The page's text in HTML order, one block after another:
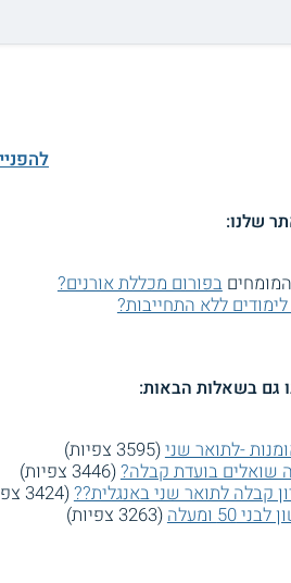
שלנו:
בפורום מכללת אורנים?
לימודים ללא התחייבות?
גם בשאלות הבאות:
-לתואר שני(3595 צפיות)
שואלים בועדת קבלה?(3446 צפיות)
קבלה לתואר שני באנגלית??(3424 צפיות)
50 ומעלה
(3263 צפיות)